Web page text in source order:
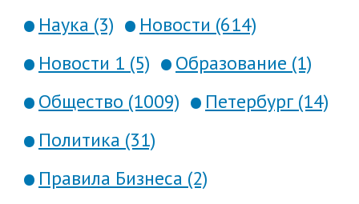
Наука (3)
Новости (614)
Новости 1 (5)
Образование (1)
Общество (1009)
Петербург (14)
Политика (31)
Правила Бизнеса (2)